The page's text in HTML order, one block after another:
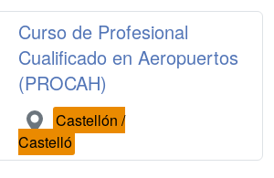
Curso de Profesional
Cualificado en Aeropuertos
(PROCAH)
Castellón /
Castelló